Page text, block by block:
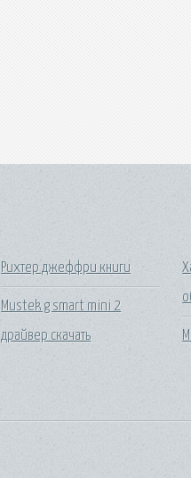
Рихтер джеффри книги
Mustek g smart mini 2
драйвер скачать